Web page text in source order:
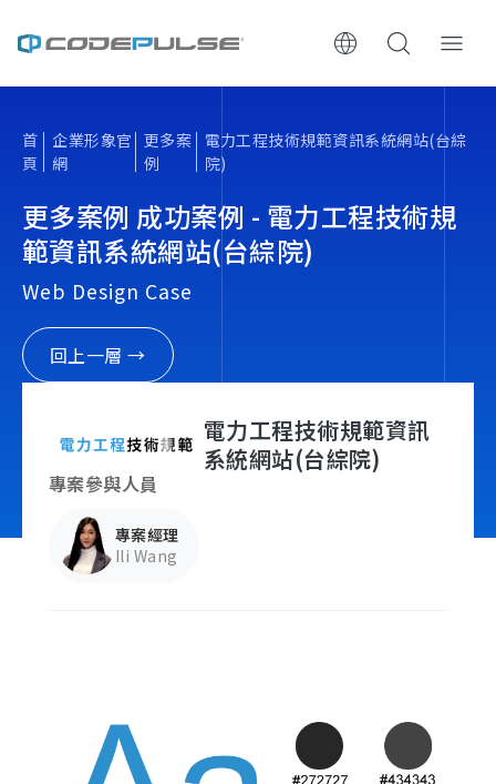
關於可思
服務與費用
架設流程
成功案例
數位成長與技術專欄
首
頁
企業形象官
網
更多案
例
電力工程技術規範資訊系統網站(台綜
院)
更多案例 成功案例 - 電力工程技術規
範資訊系統網站(台綜院)
Web Design Case
回上一層 →
電力工程技術規範資訊
系統網站(台綜院)
專案參與人員
專案經理
Ili Wang